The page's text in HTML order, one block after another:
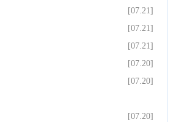
[07.21]
[07.21]
[07.21]
[07.20]
[07.20]
[07.20]